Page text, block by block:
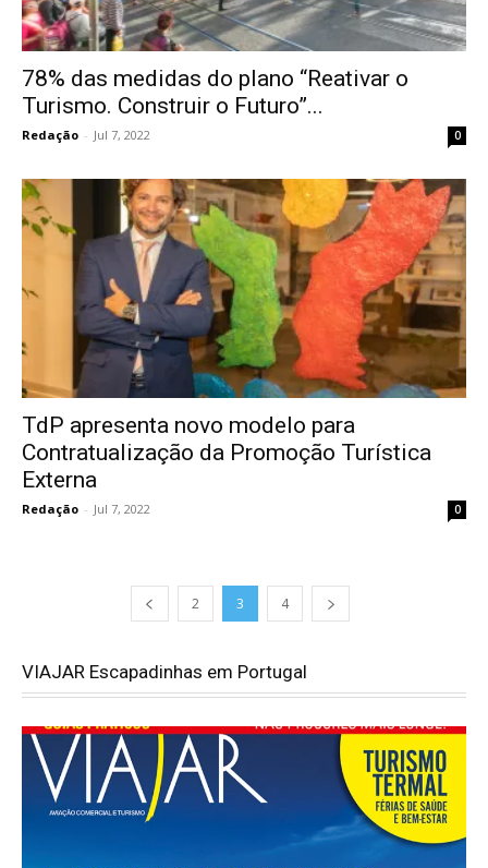
78% das medidas do plano “Reativar o
Turismo. Construir o Futuro”...
Redação - Jul 7, 2022 0
TdP apresenta novo modelo para
Contratualização da Promoção Turística
Externa
Redação - Jul 7, 2022 0
2 3 4
VIAJAR Escapadinhas em Portugal